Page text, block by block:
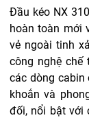
Đầu kéo NX
hoàn toàn mới
vẻ ngoài tinh
công nghệ chế
các dòng cabin
khoắn và
đối, nổi bật với